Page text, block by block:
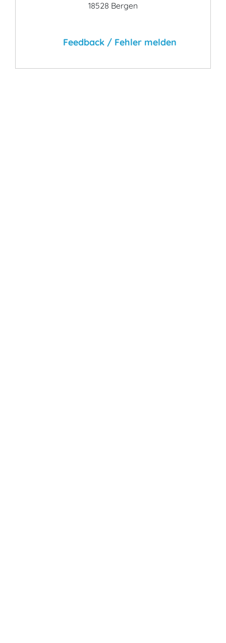
18528 Bergen
Feedback / Fehler melden